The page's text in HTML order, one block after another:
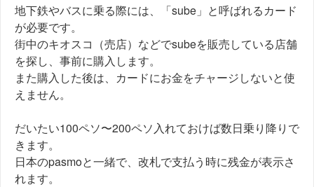
地下鉄やバスに乗る際には、「sube」と呼ばれるカード
が必要です。
街中のキオスコ（売店）などでsubeを販売している店舗
を探し、事前に購入します。
また購入した後は、カードにお金をチャージしないと使
えません。
だいたい100ペソ〜200ペソ入れておけば数日乗り降りで
きます。
日本のpasmoと一緒で、改札で支払う時に残金が表示さ
れます。